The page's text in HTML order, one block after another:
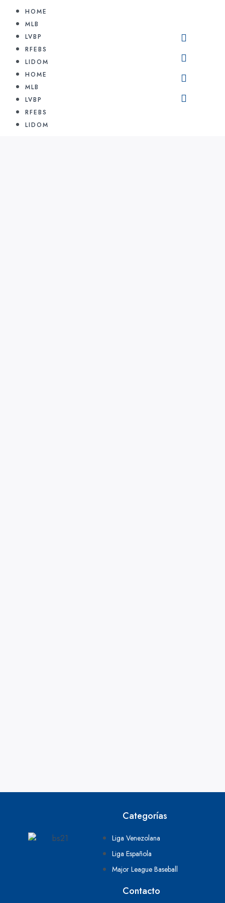
HOME
MLB
LVBP
RFEBS
LIDOM
HOME
MLB
LVBP
RFEBS
LIDOM
Categorías
Liga Venezolana
Liga Española
Major League Baseball
Contacto